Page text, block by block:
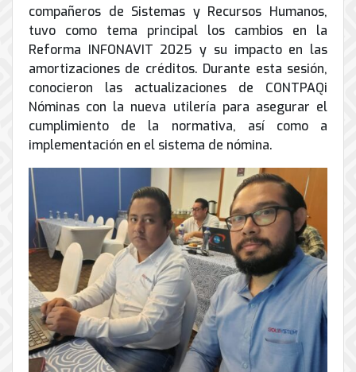
Internet
compañeros de Sistemas y Recursos Humanos,
tuvo como tema principal los cambios en la
Reforma INFONAVIT 2025 y su impacto en las
amortizaciones de créditos. Durante esta sesión,
conocieron las actualizaciones de CONTPAQi
Nóminas con la nueva utilería para asegurar el
cumplimiento de la normativa, así como a
implementación en el sistema de nómina.